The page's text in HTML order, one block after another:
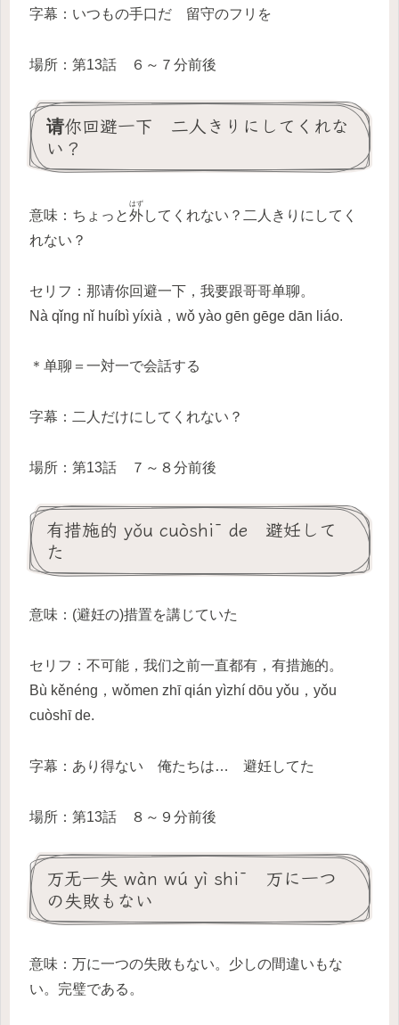
字幕：いつもの手口だ 留守のフリを
場所：第13話 ６～７分前後
请你回避一下 二人きりにしてくれな
い？
意味：ちょっと外
はず
してくれない？二人きりにしてく
れない？
セリフ：那请你回避一下，我要跟哥哥单聊。
Nà qǐng nǐ huíbì yíxià，wǒ yào gēn gēge dān liáo.
＊单聊＝一対一で会話する
字幕：二人だけにしてくれない？
場所：第13話 ７～８分前後
有措施的 yǒu cuòshī de 避妊して
た
意味：(避妊の)措置を講じていた
セリフ：不可能，我们之前一直都有，有措施的。
Bù kěnéng，wǒmen zhī qián yìzhí dōu yǒu，yǒu
cuòshī de.
字幕：あり得ない 俺たちは… 避妊してた
場所：第13話 ８～９分前後
万无一失 wàn wú yì shī 万に一つ
の失敗もない
意味：万に一つの失敗もない。少しの間違いもな
い。完璧である。